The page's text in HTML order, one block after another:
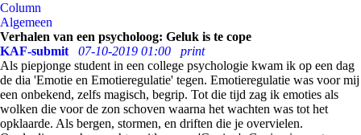
Column
Algemeen
Verhalen van een psycholoog: Geluk is te cope
KAF-submit
07-10-2019 01:00
print
Als piepjonge student in een college psychologie kwam ik op een dag
de dia 'Emotie en Emotieregulatie' tegen. Emotieregulatie was voor mij
een onbekend, zelfs magisch, begrip. Tot die tijd zag ik emoties als
wolken die voor de zon schoven waarna het wachten was tot het
opklaarde. Als bergen, stormen, en driften die je overvielen.